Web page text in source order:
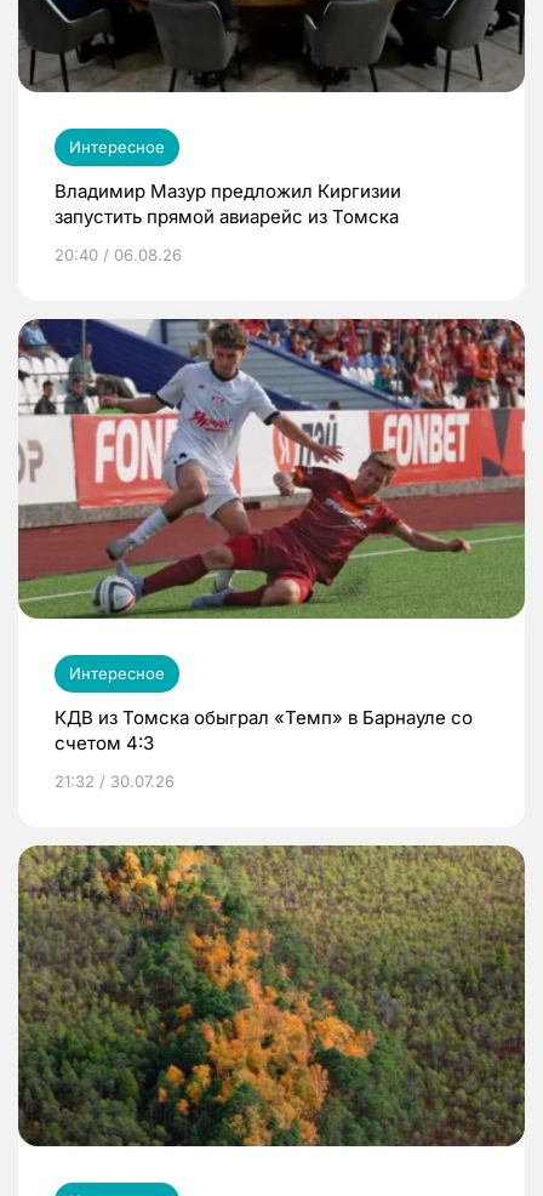
Интересное
Владимир Мазур предложил Киргизии
запустить прямой авиарейс из Томска
20:40 / 06.08.26
Интересное
КДВ из Томска обыграл «Темп» в Барнауле со
счетом 4:3
21:32 / 30.07.26